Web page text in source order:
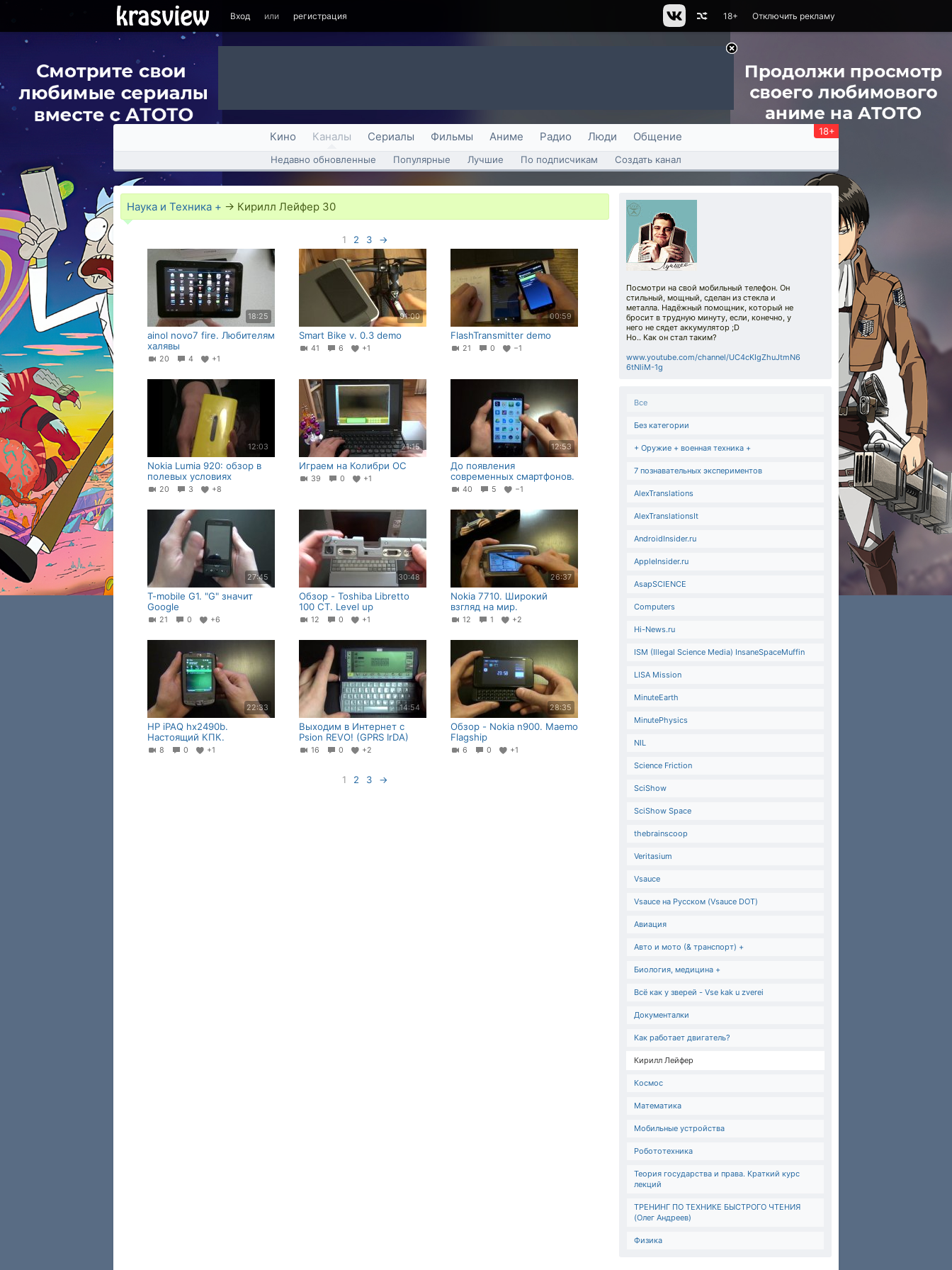
Вход или регистрация Отключить рекламу
18+
Кино Каналы Сериалы Фильмы Аниме Радио Люди Общение 18+
Недавно обновленные Популярные Лучшие По подписчикам Создать канал
Наука и Техника + → Кирилл Лейфер 30
1 2 3 →
18:25
ainol novo7 fire. Любителям
халявы
20 4 +1
01:00
Smart Bike v. 0.3 demo
41 6 +1
00:59
FlashTransmitter demo
21 0 −1
12:03
Nokia Lumia 920: обзор в
полевых условиях
20 3 +8
21:15
Играем на Колибри ОС
39 0 +1
12:53
До появления
современных смартфонов.
40 5 −1
27:45
T-mobile G1. "G" значит
Google
21 0 +6
30:48
Обзор - Toshiba Libretto
100 CT. Level up
12 0 +1
26:37
Nokia 7710. Широкий
взгляд на мир.
12 1 +2
22:33
HP iPAQ hx2490b.
Настоящий КПК.
8 0 +1
14:54
Выходим в Интернет с
Psion REVO! (GPRS IrDA)
16 0 +2
28:35
Обзор - Nokia n900. Maemo
Flagship
6 0 +1
1 2 3 →
Посмотри на свой мобильный телефон. Он
стильный, мощный, сделан из стекла и
металла. Надёжный помощник, который не
бросит в трудную минуту, если, конечно, у
него не сядет аккумулятор ;D
Но.. Как он стал таким?
www.youtube.com/channel/UC4cKIgZhuJtmN6
6tNliM-1g
Все
Без категории
+ Оружие + военная техника +
7 познавательных экспериментов
AlexTranslations
AlexTranslationsIt
AndroidInsider.ru
AppleInsider.ru
AsapSCIENCE
Computers
Hi-News.ru
ISM (Illegal Science Media) InsaneSpaceMuffin
LISA Mission
MinuteEarth
MinutePhysics
NIL
Science Friction
SciShow
SciShow Space
thebrainscoop
Veritasium
Vsauce
Vsauce на Русском (Vsauce DOT)
Авиация
Авто и мото (& транспорт) +
Биология, медицина +
Всё как у зверей - Vse kak u zverei
Документалки
Как работает двигатель?
Кирилл Лейфер
Космос
Математика
Мобильные устройства
Робототехника
Теория государства и права. Краткий курс
лекций
ТРЕНИНГ ПО ТЕХНИКЕ БЫСТРОГО ЧТЕНИЯ
(Олег Андреев)
Физика